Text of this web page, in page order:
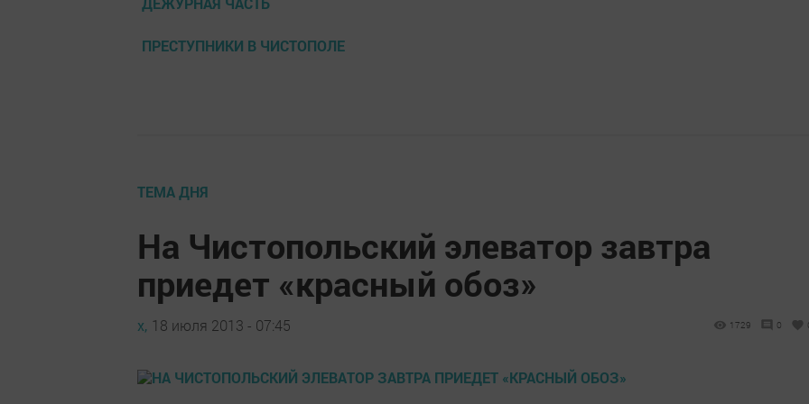
ПРЕСТУПНИКИ В ЧИСТОПОЛЕ
ТЕМА ДНЯ
На Чистопольский элеватор завтра
приедет «красный обоз»
х, 18 июля 2013 - 07:45 1729 0